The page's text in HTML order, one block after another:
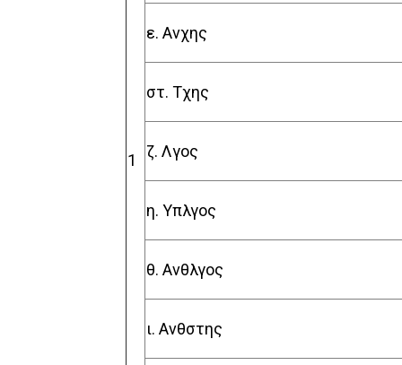
1
ε. Ανχης
στ. Τχης
ζ. Λγος
η. Υπλγος
θ. Ανθλγος
ι. Ανθστης